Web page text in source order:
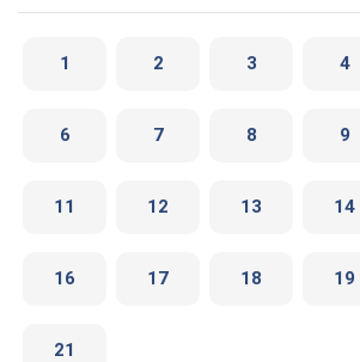
1 2 3 4
6 7 8 9
11 12 13 14
16 17 18 19
21